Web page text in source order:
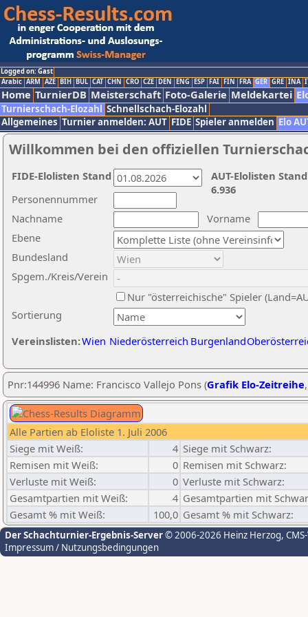
Logged on: Gast
Arabic ARM AZE BIH BUL CAT CHN CRO CZE DEN ENG ESP FAI FIN FRA GER GRE INA
Home TurnierDB Meisterschaft Foto-Galerie Meldekartei
Turnierschach-Elozahl Schnellschach-Elozahl
Allgemeines Turnier anmelden: AUT FIDE Spieler anmelden Elo
Willkommen bei den offiziellen
Nachname
Vorname
Ebene
Sortierung
Personennummer
Bundesland
Spgem./Kreis/Verein
Nur "österreichische" Spieler
Vereinslisten:Wien Niederösterreich Burgenland
AUT-Elolisten
6.936
FIDE-Elolisten Stand
Pnr:144996 Name: Francisco Vallejo Pons (Grafik Elo-Zeitreihe
Alle Partien ab Eloliste 1. Juli 2006
Siege mit Weiß:
4 Siege mit Schwarz:
Remisen mit Weiß:
0 Remisen mit Schwarz:
Verluste mit Weiß:
0 Verluste mit Schwarz:
Gesamtpartien mit Weiß:
4 Gesamtpartien mit
Gesamt % mit Weiß:
100,0 Gesamt % mit Schwarz:
Der Schachturnier-Ergebnis-Server© 2006-2026 Heinz Herzog,
Impressum / Nutzungsbedingungen